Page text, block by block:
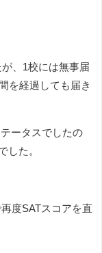
、1校には無事届
を経過しても届き
ータスでしたの
した。
度SATスコアを直